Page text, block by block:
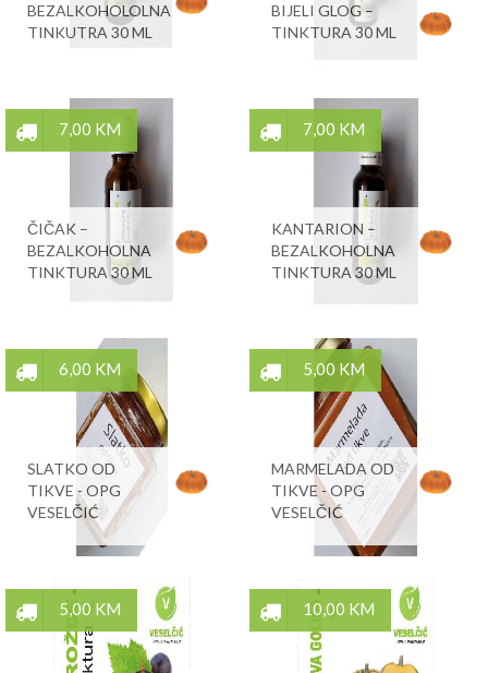
BEZALKOHOLOLNA
TINKUTRA 30 ML
BIJELI GLOG –
TINKTURA 30 ML
7,00 KM
ČIČAK –
BEZALKOHOLNA
TINKTURA 30 ML
7,00 KM
KANTARION –
BEZALKOHOLNA
TINKTURA 30 ML
6,00 KM
SLATKO OD
TIKVE - OPG
VESELČIĆ
5,00 KM
MARMELADA OD
TIKVE - OPG
VESELČIĆ
5,00 KM 10,00 KM